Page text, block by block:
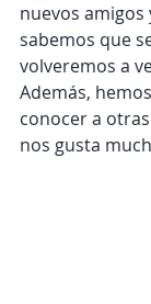
nuevos amigos
sabemos que
volveremos a
Además,
conocer a
nos gusta